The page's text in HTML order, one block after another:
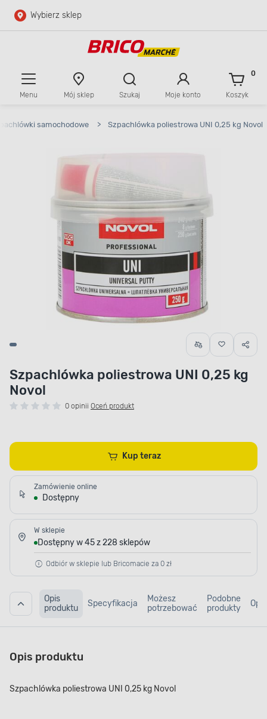
Przejdź do głównej zawartości
Wybierz sklep
Menu Mój sklep Szukaj Moje konto Koszyk
0
samochodowe > Szpachlówka poliestrowa UNI 0,25 kg Novol
Szpachlówka poliestrowa UNI 0,25 kg
Novol
0 opinii Oceń produkt
Kup teraz
Zamówienie online
Dostępny
W sklepie
Dostępny w 45 z 228 sklepów
Odbiór w sklepie lub Bricomacie za 0 zł
Opis
produktu
Specyfikacja
Możesz
potrzebować
Podobne
produkty
Opis produktu
Szpachlówka poliestrowa UNI 0,25 kg Novol